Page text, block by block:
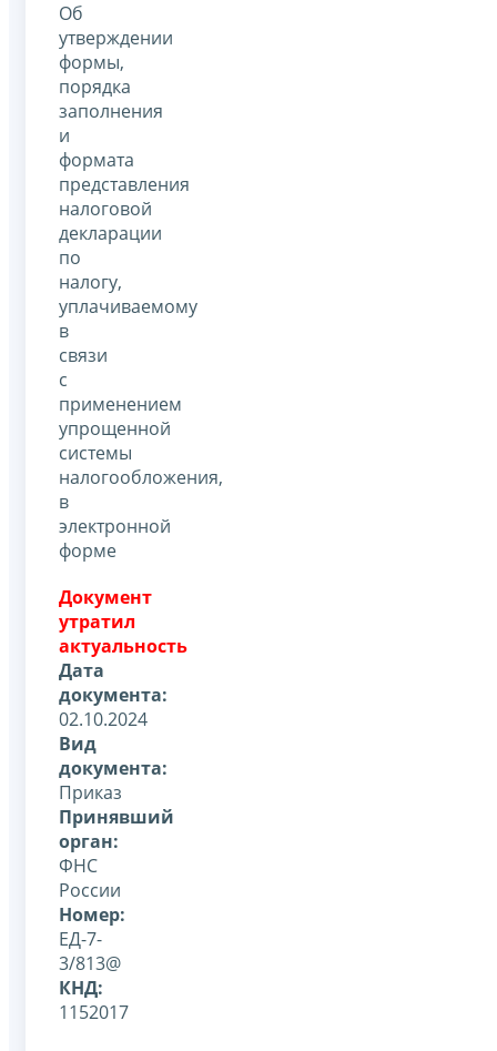
Об
утверждении
формы,
порядка
заполнения
и
формата
представления
налоговой
декларации
по
налогу,
уплачиваемому
в
связи
с
применением
упрощенной
системы
налогообложения,
в
электронной
форме
Документ
утратил
актуальность
Дата
документа:
02.10.2024
Вид
документа:
Приказ
Принявший
орган:
ФНС
России
Номер:
ЕД-7-
3/813@
КНД:
1152017